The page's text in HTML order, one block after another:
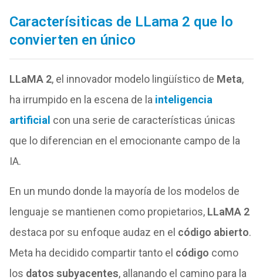
Caracterísiticas de LLama 2 que lo
convierten en único
LLaMA 2, el innovador modelo lingüístico de Meta,
ha irrumpido en la escena de la inteligencia
artificial con una serie de características únicas
que lo diferencian en el emocionante campo de la
IA.
En un mundo donde la mayoría de los modelos de
lenguaje se mantienen como propietarios, LLaMA 2
destaca por su enfoque audaz en el código abierto.
Meta ha decidido compartir tanto el código como
los datos subyacentes, allanando el camino para la